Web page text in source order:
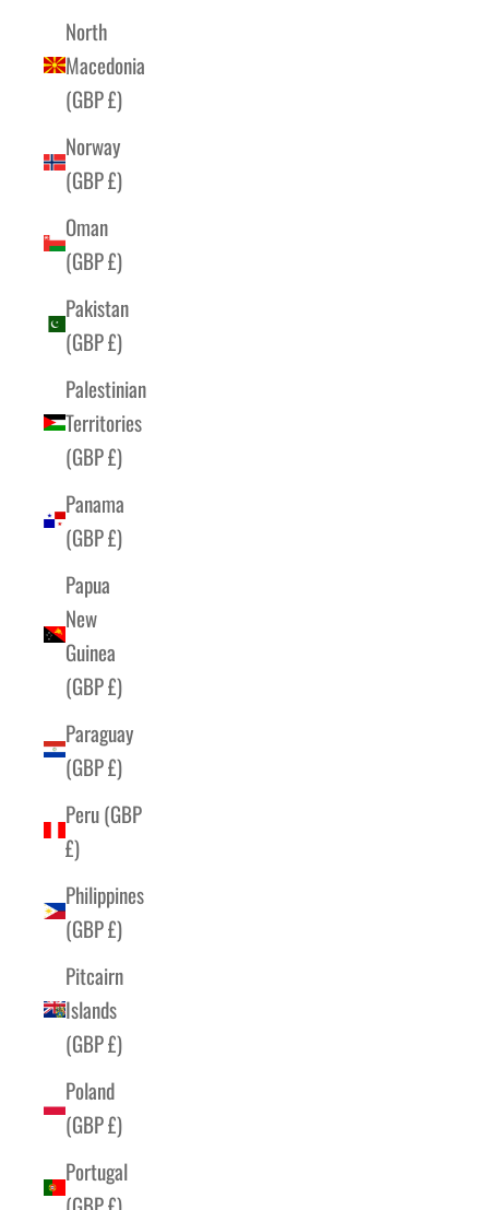
North
Macedonia
(GBP £)
Norway
(GBP £)
Oman
(GBP £)
Pakistan
(GBP £)
Palestinian
Territories
(GBP £)
Panama
(GBP £)
Papua
New
Guinea
(GBP £)
Paraguay
(GBP £)
Peru (GBP
£)
Philippines
(GBP £)
Pitcairn
Islands
(GBP £)
Poland
(GBP £)
Portugal